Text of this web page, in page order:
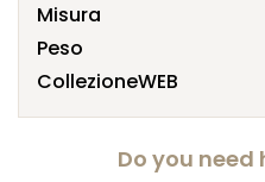
Misura
Peso
CollezioneWEB
Do you need